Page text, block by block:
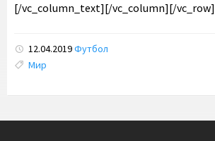
[/vc_column_text][/vc_column][/vc_row]
12.04.2019Футбол
Tags:
Мир